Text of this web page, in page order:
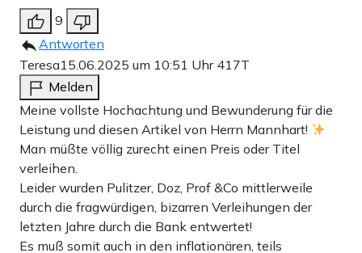
9
Antworten
Teresa15.06.2025 um 10:51 Uhr 417T
Melden
Meine vollste Hochachtung und Bewunderung für die
Leistung und diesen Artikel von Herrn Mannhart!
Man müßte völlig zurecht einen Preis oder Titel
verleihen.
Leider wurden Pulitzer, Doz, Prof &Co mittlerweile
durch die fragwürdigen, bizarren Verleihungen der
letzten Jahre durch die Bank entwertet!
Es muß somit auch in den inflationären, teils